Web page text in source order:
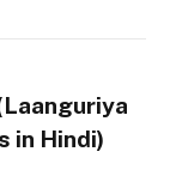
में (Laanguriya
in Hindi)